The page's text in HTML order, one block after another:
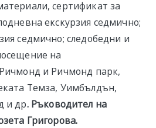
сертификат за
екскурзия седмично;
седмично; следобедни и
на
и Ричмонд парк,
Темза, Уимбълдън,
и др. Ръководител на
Григорова.